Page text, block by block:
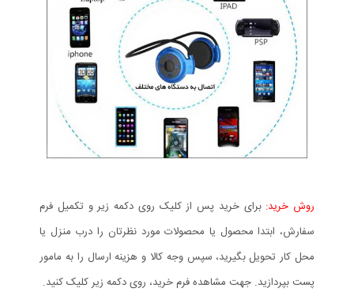
روش خرید: برای خرید پس از کلیک روی دکمه زیر و تکمیل فرم
سفارش، ابتدا محصول یا محصولات مورد نظرتان را درب منزل یا
محل کار تحویل بگیرید، سپس وجه کالا و هزینه ارسال را به مامور
پست بپردازید. جهت مشاهده فرم خرید، روی دکمه زیر کلیک کنید.